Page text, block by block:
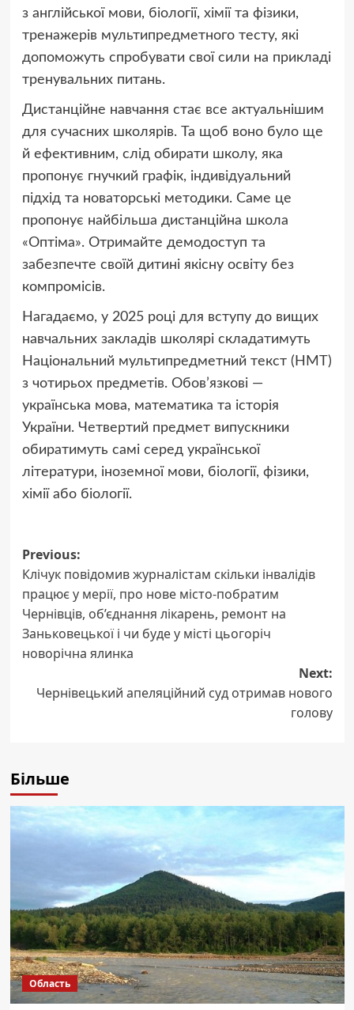
з англійської мови, біології, хімії та фізики,
тренажерів мультипредметного тесту, які
допоможуть спробувати свої сили на прикладі
тренувальних питань.
Дистанційне навчання стає все актуальнішим
для сучасних школярів. Та щоб воно було ще
й ефективним, слід обирати школу, яка
пропонує гнучкий графік, індивідуальний
підхід та новаторські методики. Саме це
пропонує найбільша дистанційна школа
«Оптіма». Отримайте демодоступ та
забезпечте своїй дитині якісну освіту без
компромісів.
Нагадаємо, у 2025 році для вступу до вищих
навчальних закладів школярі складатимуть
Національний мультипредметний текст (НМТ)
з чотирьох предметів. Обов’язкові —
українська мова, математика та історія
України. Четвертий предмет випускники
обиратимуть самі серед української
літератури, іноземної мови, біології, фізики,
хімії або біології.
Post
navigation
Previous:
Клічук повідомив журналістам скільки інвалідів
працює у мерії, про нове місто-побратим
Чернівців, об’єднання лікарень, ремонт на
Заньковецької і чи буде у місті цьогоріч
новорічна ялинка
Next:
Чернівецький апеляційний суд отримав нового
голову
Більше
Область